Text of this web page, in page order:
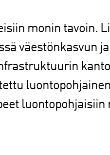
monin tavoin.
väestönkasvun
luontopohjaisiin